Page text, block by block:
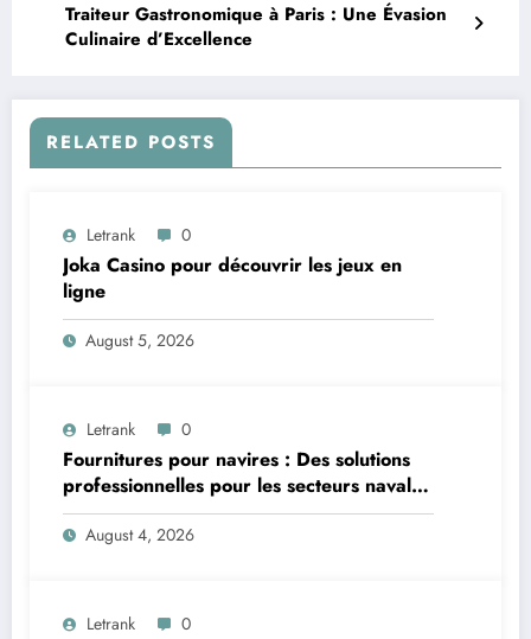
Traiteur Gastronomique à Paris : Une Évasion
Culinaire d’Excellence
RELATED POSTS
Letrank 0
Joka Casino pour découvrir les jeux en
ligne
August 5, 2026
Letrank 0
Fournitures pour navires : Des solutions
professionnelles pour les secteurs naval et
offshore
August 4, 2026
Letrank 0